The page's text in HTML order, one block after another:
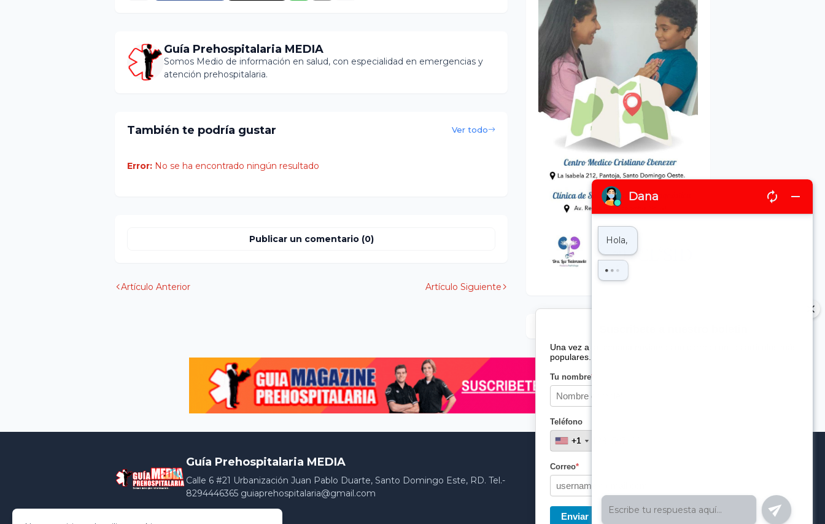
Guía Prehospitalaria MEDIA
Somos Medio de información en salud, con especialidad en emergencias y
atención prehospitalaria.
También te podría gustar Ver todo
Error: No se ha encontrado ningún resultado
Publicar un comentario (0)
Artículo Anterior Artículo Siguiente
Una vez a la semana enviamos un correo con los artículos más
populares.
Tu nombre*
Teléfono
+1
+1
Correo*
Enviar
Guía Prehospitalaria MEDIA
Calle 6 #21 Urbanización Juan Pablo Duarte, Santo Domingo Este, RD. Tel.-
8294446365 guiaprehospitalaria@gmail.com